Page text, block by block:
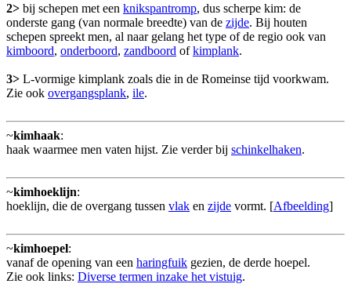
2> bij schepen met een knikspantromp, dus scherpe kim: de
onderste gang (van normale breedte) van de zijde. Bij houten
schepen spreekt men, al naar gelang het type of de regio ook van
kimboord, onderboord, zandboord ofkimplank.
3> L-vormige kimplank zoals die in de Romeinse tijd voorkwam.
Zie ook overgangsplank, ile.
~kimhaak:
haak waarmee men vaten hijst. Zie verder bij schinkelhaken.
~kimhoeklijn:
hoeklijn, die de overgang tussen vlak en zijde vormt. [Afbeelding]
~kimhoepel:
vanaf de opening van een haringfuik gezien, de derde hoepel.
Zie ook links: Diverse termen inzake het vistuig.